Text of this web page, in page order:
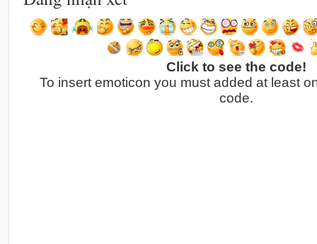
Click to see the code!
To insert emoticon you must added at least
code.